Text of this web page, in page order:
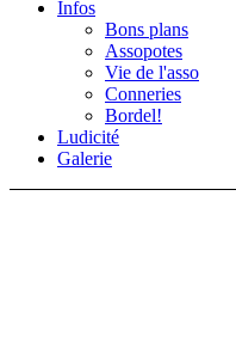
Infos
Bons plans
Assopotes
Vie de l'asso
Conneries
Bordel!
Ludicité
Galerie